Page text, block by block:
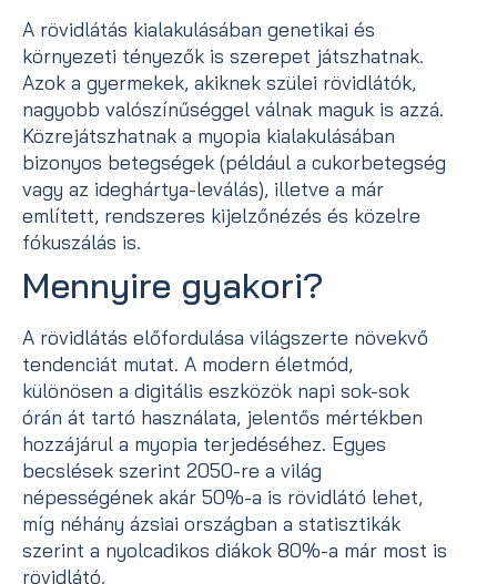
A rövidlátás kialakulásában genetikai és
környezeti tényezők is szerepet játszhatnak.
Azok a gyermekek, akiknek szülei rövidlátók,
nagyobb valószínűséggel válnak maguk is azzá.
Közrejátszhatnak a myopia kialakulásában
bizonyos betegségek (például a cukorbetegség
vagy az ideghártya-leválás), illetve a már
említett, rendszeres kijelzőnézés és közelre
fókuszálás is.
Mennyire gyakori?
A rövidlátás előfordulása világszerte növekvő
tendenciát mutat. A modern életmód,
különösen a digitális eszközök napi sok-sok
órán át tartó használata, jelentős mértékben
hozzájárul a myopia terjedéséhez. Egyes
becslések szerint 2050-re a világ
népességének akár 50%-a is rövidlátó lehet,
míg néhány ázsiai országban a statisztikák
szerint a nyolcadikos diákok 80%-a már most is
rövidlátó.